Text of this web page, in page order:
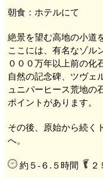
朝食：ホテルにて
絶景を望む高地の小道
ここには、有名なゾル
０００万年以上前の化
自然の記念碑、ツヴェ
ュニパーヒース荒地の
ポイントがあります。
その後、原始から続く
へ。
約５-６.５時間